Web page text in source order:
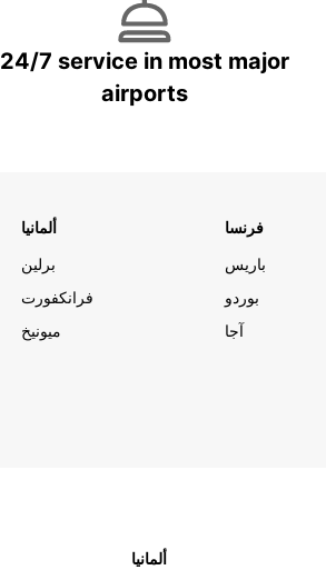
24/7 service in most major
airports
ألمانيا
برلين
فرانكفورت
ميونيخ
فرنسا
باريس
بوردو
آجا
ألمانيا